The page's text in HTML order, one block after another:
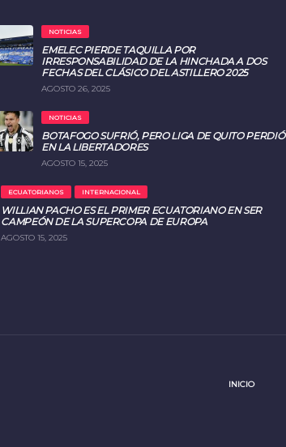
NOTICIAS
EMELEC PIERDE TAQUILLA POR
IRRESPONSABILIDAD DE LA HINCHADA A DOS
FECHAS DEL CLÁSICO DEL ASTILLERO 2025
AGOSTO 26, 2025
NOTICIAS
BOTAFOGO SUFRIÓ, PERO LIGA DE QUITO PERDIÓ
EN LA LIBERTADORES
AGOSTO 15, 2025
ECUATORIANOS INTERNACIONAL
WILLIAN PACHO ES EL PRIMER ECUATORIANO EN SER
CAMPEÓN DE LA SUPERCOPA DE EUROPA
AGOSTO 15, 2025
INICIO